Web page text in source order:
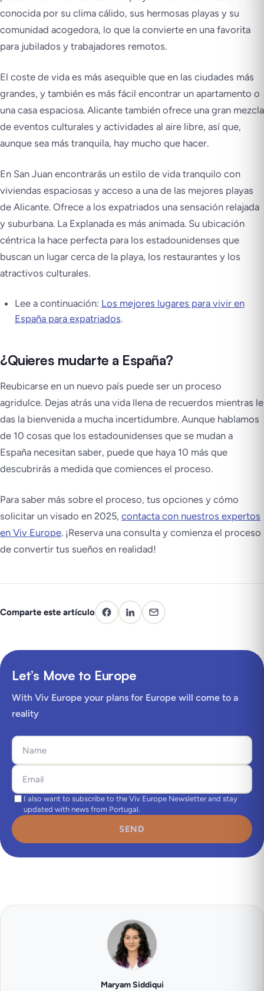
conocida por su clima cálido, sus hermosas playas y su
comunidad acogedora, lo que la convierte en una favorita
para jubilados y trabajadores remotos.
El coste de vida es más asequible que en las ciudades más
grandes, y también es más fácil encontrar un apartamento o
una casa espaciosa. Alicante también ofrece una gran mezcla
de eventos culturales y actividades al aire libre, así que,
aunque sea más tranquila, hay mucho que hacer.
En San Juan encontrarás un estilo de vida tranquilo con
viviendas espaciosas y acceso a una de las mejores playas
de Alicante. Ofrece a los expatriados una sensación relajada
y suburbana. La Explanada es más animada. Su ubicación
céntrica la hace perfecta para los estadounidenses que
buscan un lugar cerca de la playa, los restaurantes y los
atractivos culturales.
Lee a continuación: Los mejores lugares para vivir en
España para expatriados.
¿Quieres mudarte a España?
Reubicarse en un nuevo país puede ser un proceso
agridulce. Dejas atrás una vida llena de recuerdos mientras le
das la bienvenida a mucha incertidumbre. Aunque hablamos
de 10 cosas que los estadounidenses que se mudan a
España necesitan saber, puede que haya 10 más que
descubrirás a medida que comiences el proceso.
Para saber más sobre el proceso, tus opciones y cómo
solicitar un visado en 2025, contacta con nuestros expertos
en Viv Europe. ¡Reserva una consulta y comienza el proceso
de convertir tus sueños en realidad!
Comparte este artículo
Let’s Move to Europe
With Viv Europe your plans for Europe will come to a
reality
I also want to subscribe to the Viv Europe Newsletter and stay
updated with news from Portugal.
SEND
Maryam Siddiqui